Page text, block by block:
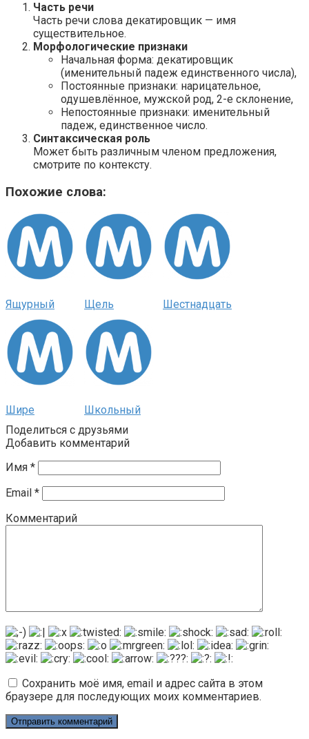
Часть речи
Часть речи слова декатировщик — имя
существительное.
Морфологические признаки
Начальная форма: декатировщик
(именительный падеж единственного числа),
Постоянные признаки: нарицательное,
одушевлённое, мужской род, 2-е склонение,
Непостоянные признаки: именительный
падеж, единственное число.
Синтаксическая роль
Может быть различным членом предложения,
смотрите по контексту.
Похожие слова:
Ящурный Щель Шестнадцать
Шире
Школьный
Поделиться с друзьями
Добавить комментарий
Имя *
Email *
Комментарий
Сохранить моё имя, email и адрес сайта в этом
браузере для последующих моих комментариев.